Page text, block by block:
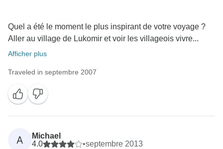
Quel a été le moment le plus inspirant de votre voyage ?
Aller au village de Lukomir et voir les villageois vivre...
Afficher plus
Traveled in septembre 2007
A
Michael
4.0
•septembre 2013